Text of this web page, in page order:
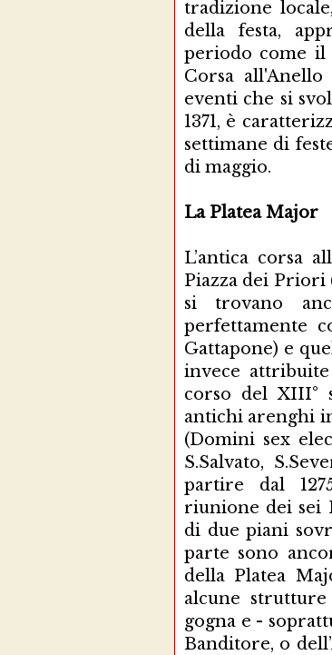
tradizione
della festa,
periodo come il
Corsa
eventi che si
1371, è
settimane di
di maggio.
La Platea Major
L’antica corsa
Piazza dei Priori
si trovano
perfettamente
Gattapone) e
invece
corso del XIII°
antichi arenghi
(Domini sex
S.Salvato,
partire dal
riunione dei sei
di due piani
parte sono
della Platea
alcune
gogna e -
Banditore, o